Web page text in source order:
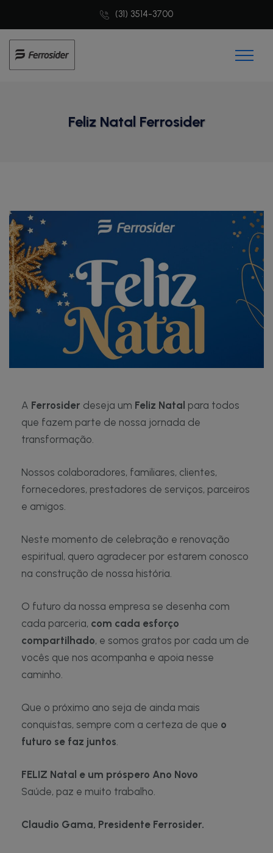
(31) 3514-3700
Feliz Natal Ferrosider
A Ferrosider deseja um Feliz Natal para todos
que fazem parte de nossa jornada de
transformação.
Nossos colaboradores, familiares, clientes,
fornecedores, prestadores de serviços, parceiros
e amigos.
Neste momento de celebração e renovação
espiritual, quero agradecer por estarem conosco
na construção de nossa história.
O futuro da nossa empresa se desenha com
cada parceria, com cada esforço
compartilhado, e somos gratos por cada um de
vocês que nos acompanha e apoia nesse
caminho.
Que o próximo ano seja de ainda mais
conquistas, sempre com a certeza de que o
futuro se faz juntos
FELIZ Natal e um próspero Ano Novo
Saúde, paz e muito trabalho.
Claudio Gama, Presidente Ferrosider.